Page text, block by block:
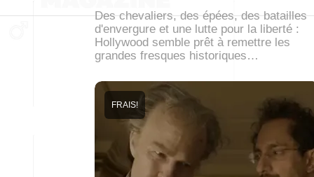
Des chevaliers, des épées, des batailles
d'envergure et une lutte pour la liberté :
Hollywood semble prêt à remettre les
grandes fresques historiques…
FRAIS!